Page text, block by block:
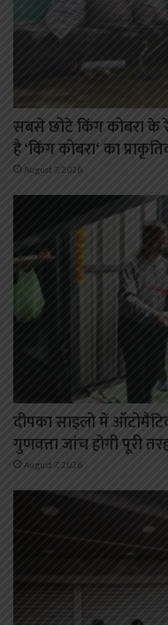
सबसे छोटे किंग कोबरा के
है ‘किंग कोबरा‘ का
August 7, 2026
दीपका साइलो में
गुणवत्ता जांच होगी पूरी
August 7, 2026